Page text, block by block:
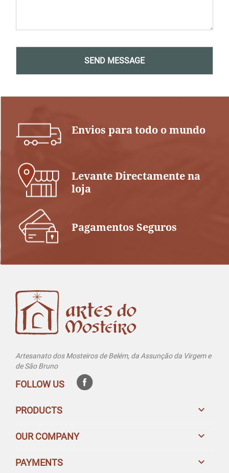
Envios para todo o mundo
Levante Directamente na
loja
Pagamentos Seguros
Artesanato dos Mosteiros de Belém, da Assunção da Virgem e
de São Bruno
FOLLOW US
PRODUCTS 
OUR COMPANY 
PAYMENTS 